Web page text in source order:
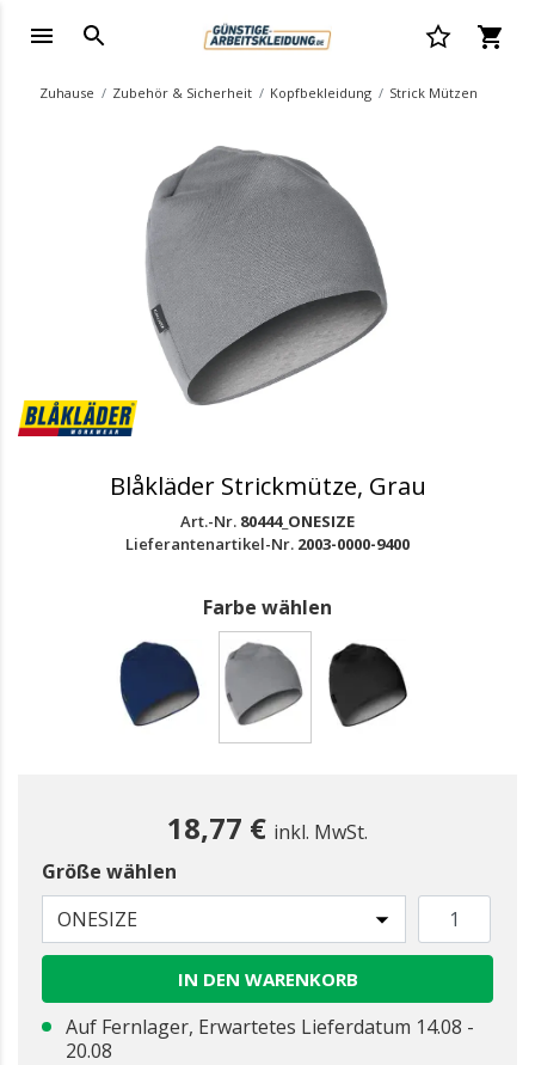
Zuhause Zubehör & Sicherheit Kopfbekleidung Strick Mützen
Blåkläder Strickmütze, Grau
Art.-Nr. 80444_ONESIZE
Lieferantenartikel-Nr. 2003-0000-9400
Farbe wählen
18,77 € inkl. MwSt.
Größe wählen
ONESIZE
IN DEN WARENKORB
Auf Fernlager, Erwartetes Lieferdatum 14.08 -
20.08